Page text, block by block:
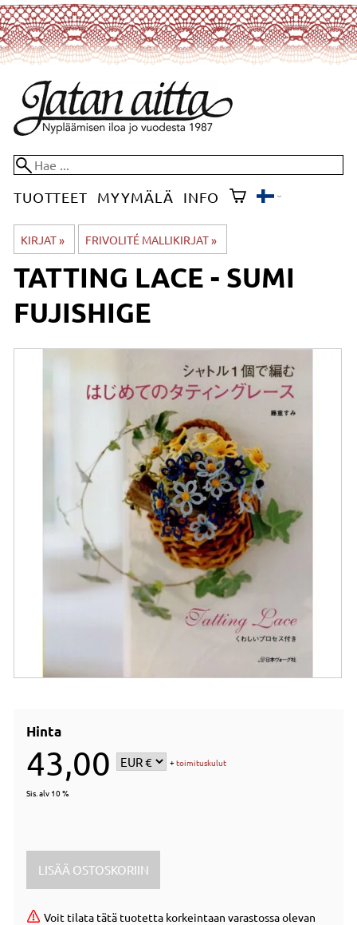
TUOTTEET MYYMÄLÄ INFO
KIRJAT‪» FRIVOLITÉ MALLIKIRJAT‪»
TATTING LACE - SUMI
FUJISHIGE
Hinta
43,00 +toimituskulut
Sis. alv 10 %
Voit tilata tätä tuotetta korkeintaan varastossa olevan